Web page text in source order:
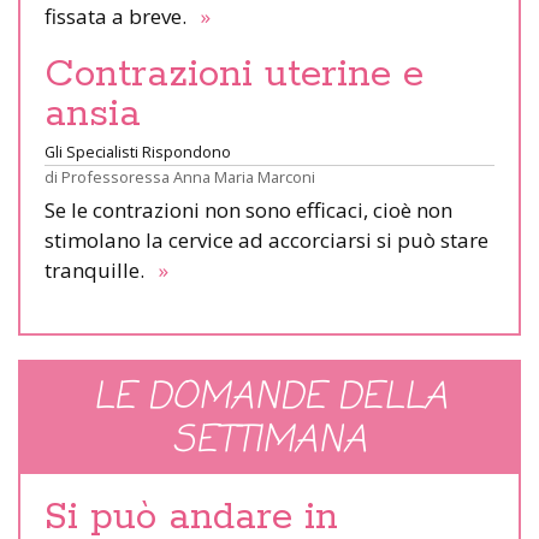
fissata a breve. »
Contrazioni uterine e
ansia
Gli Specialisti Rispondono
di Professoressa Anna Maria Marconi
Se le contrazioni non sono efficaci, cioè non
stimolano la cervice ad accorciarsi si può stare
tranquille. »
LE DOMANDE DELLA
SETTIMANA
Si può andare in